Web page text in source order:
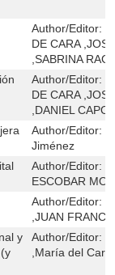
Author/Editor:
DE CARA
,SABRINA
Author/Editor:
DE CARA
,DANIEL
Author/Editor:
Jiménez
Author/Editor:
ESCOBAR
Author/Editor:
,JUAN
y
Author/Editor:
,María del